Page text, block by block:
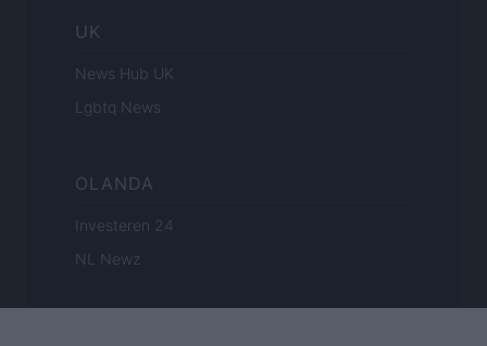
UK
News Hub UK
Lgbtq News
OLANDA
Investeren 24
NL Newz